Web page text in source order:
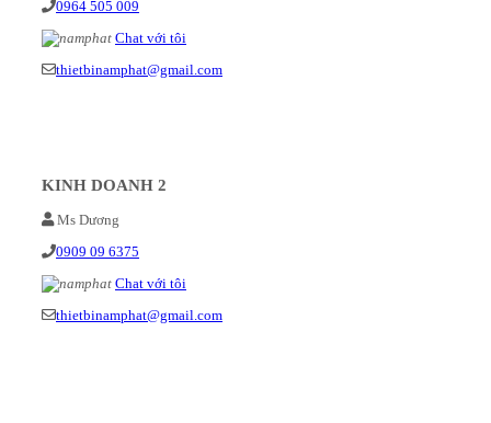
0964 505 009
Chat với tôi
thietbinamphat@gmail.com
KINH DOANH 2
Ms Dương
0909 09 6375
Chat với tôi
thietbinamphat@gmail.com